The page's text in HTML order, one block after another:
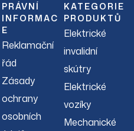
PRÁVNÍ
INFORMAC
E
Reklamační
řád
Zásady
ochrany
osobních
KATEGORIE
PRODUKTŮ
Elektrické
invalidní
skútry
Elektrické
vozíky
Mechanické